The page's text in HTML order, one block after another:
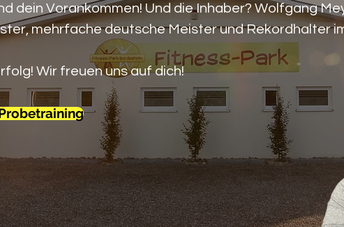
dein Vorankommen! Und die Inhaber? Wolfgang
mehrfache deutsche Meister und Rekordhalter
Wir freuen uns auf dich!